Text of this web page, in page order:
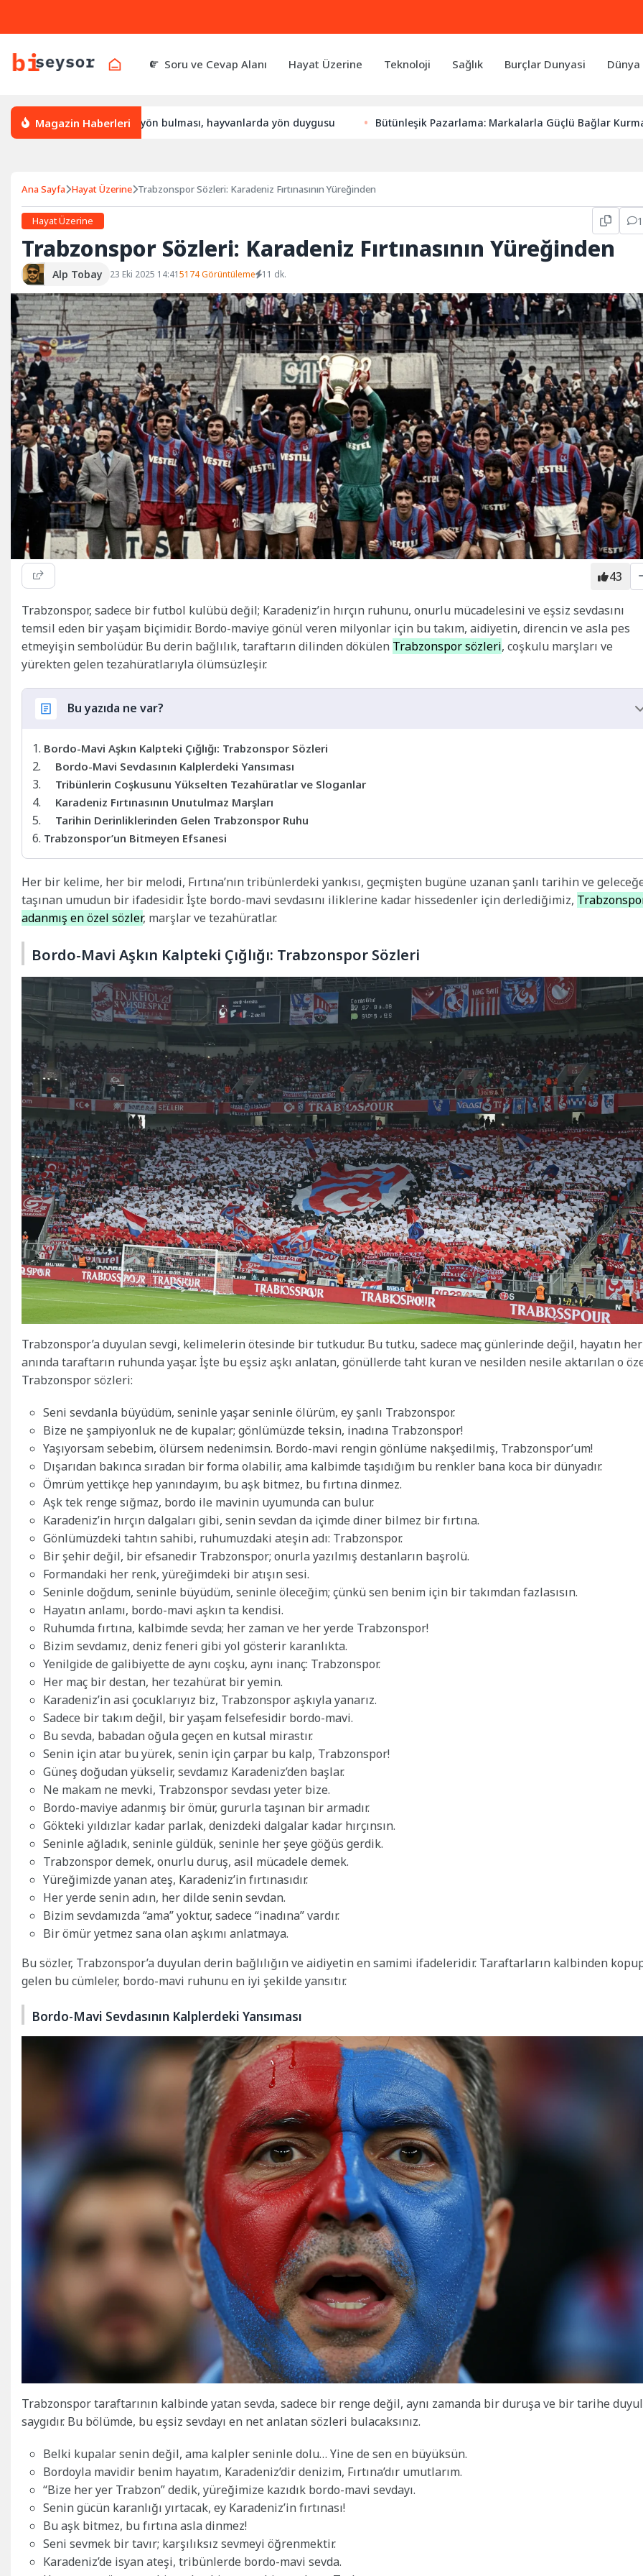
Soru ve Cevap Alanı Hayat Üzerine Teknoloji Sağlık Burçlar Dunyasi
Magazin Haberleri
yön bulur, leylek yön bulması, hayvanlarda yön duygusu Bütünleşik Pazarlama: Markalarla Güçlü Bağlar Kurmanın
Ana Sayfa Hayat Üzerine Trabzonspor Sözleri: Karadeniz Fırtınasının Yüreğinden
Hayat Üzerine
Trabzonspor Sözleri: Karadeniz Fırtınasının Yüreğinden
Alp Tobay 23 Eki 2025 14:415174 Görüntüleme 11 dk.
43
Trabzonspor, sadece bir futbol kulübü değil; Karadeniz’in hırçın ruhunu, onurlu mücadelesini ve eşsiz sevdasını
temsil eden bir yaşam biçimidir. Bordo-maviye gönül veren milyonlar için bu takım, aidiyetin, direncin ve asla pes
etmeyişin sembolüdür. Bu derin bağlılık, taraftarın dilinden dökülen Trabzonspor sözleri, coşkulu marşları ve
yürekten gelen tezahüratlarıyla ölümsüzleşir.
Bu yazıda ne var?
Bordo-Mavi Aşkın Kalpteki Çığlığı: Trabzonspor Sözleri
Bordo-Mavi Sevdasının Kalplerdeki Yansıması
Tribünlerin Coşkusunu Yükselten Tezahüratlar ve Sloganlar
Karadeniz Fırtınasının Unutulmaz Marşları
Tarihin Derinliklerinden Gelen Trabzonspor Ruhu
Trabzonspor’un Bitmeyen Efsanesi
Her bir kelime, her bir melodi, Fırtına’nın tribünlerdeki yankısı, geçmişten bugüne uzanan şanlı tarihin ve
taşınan umudun bir ifadesidir. İşte bordo-mavi sevdasını iliklerine kadar hissedenler için derlediğimiz,
adanmış en özel sözler, marşlar ve tezahüratlar.
Bordo-Mavi Aşkın Kalpteki Çığlığı: Trabzonspor Sözleri
Trabzonspor’a duyulan sevgi, kelimelerin ötesinde bir tutkudur. Bu tutku, sadece maç günlerinde değil, hayatın her
anında taraftarın ruhunda yaşar. İşte bu eşsiz aşkı anlatan, gönüllerde taht kuran ve nesilden nesile aktarılan o
Trabzonspor sözleri:
Seni sevdanla büyüdüm, seninle yaşar seninle ölürüm, ey şanlı Trabzonspor.
Bize ne şampiyonluk ne de kupalar; gönlümüzde teksin, inadına Trabzonspor!
Yaşıyorsam sebebim, ölürsem nedenimsin. Bordo-mavi rengin gönlüme nakşedilmiş, Trabzonspor’um!
Dışarıdan bakınca sıradan bir forma olabilir, ama kalbimde taşıdığım bu renkler bana koca bir dünyadır.
Ömrüm yettikçe hep yanındayım, bu aşk bitmez, bu fırtına dinmez.
Aşk tek renge sığmaz, bordo ile mavinin uyumunda can bulur.
Karadeniz’in hırçın dalgaları gibi, senin sevdan da içimde diner bilmez bir fırtına.
Gönlümüzdeki tahtın sahibi, ruhumuzdaki ateşin adı: Trabzonspor.
Bir şehir değil, bir efsanedir Trabzonspor; onurla yazılmış destanların başrolü.
Formandaki her renk, yüreğimdeki bir atışın sesi.
Seninle doğdum, seninle büyüdüm, seninle öleceğim; çünkü sen benim için bir takımdan fazlasısın.
Hayatın anlamı, bordo-mavi aşkın ta kendisi.
Ruhumda fırtına, kalbimde sevda; her zaman ve her yerde Trabzonspor!
Bizim sevdamız, deniz feneri gibi yol gösterir karanlıkta.
Yenilgide de galibiyette de aynı coşku, aynı inanç: Trabzonspor.
Her maç bir destan, her tezahürat bir yemin.
Karadeniz’in asi çocuklarıyız biz, Trabzonspor aşkıyla yanarız.
Sadece bir takım değil, bir yaşam felsefesidir bordo-mavi.
Bu sevda, babadan oğula geçen en kutsal mirastır.
Senin için atar bu yürek, senin için çarpar bu kalp, Trabzonspor!
Güneş doğudan yükselir, sevdamız Karadeniz’den başlar.
Ne makam ne mevki, Trabzonspor sevdası yeter bize.
Bordo-maviye adanmış bir ömür, gururla taşınan bir armadır.
Gökteki yıldızlar kadar parlak, denizdeki dalgalar kadar hırçınsın.
Seninle ağladık, seninle güldük, seninle her şeye göğüs gerdik.
Trabzonspor demek, onurlu duruş, asil mücadele demek.
Yüreğimizde yanan ateş, Karadeniz’in fırtınasıdır.
Her yerde senin adın, her dilde senin sevdan.
Bizim sevdamızda “ama” yoktur, sadece “inadına” vardır.
Bir ömür yetmez sana olan aşkımı anlatmaya.
Bu sözler, Trabzonspor’a duyulan derin bağlılığın ve aidiyetin en samimi ifadeleridir. Taraftarların kalbinden
gelen bu cümleler, bordo-mavi ruhunu en iyi şekilde yansıtır.
Bordo-Mavi Sevdasının Kalplerdeki Yansıması
Trabzonspor taraftarının kalbinde yatan sevda, sadece bir renge değil, aynı zamanda bir duruşa ve bir tarihe
saygıdır. Bu bölümde, bu eşsiz sevdayı en net anlatan sözleri bulacaksınız.
Belki kupalar senin değil, ama kalpler seninle dolu… Yine de sen en büyüksün.
Bordoyla mavidir benim hayatım, Karadeniz’dir denizim, Fırtına’dır umutlarım.
“Bize her yer Trabzon” dedik, yüreğimize kazıdık bordo-mavi sevdayı.
Senin gücün karanlığı yırtacak, ey Karadeniz’in fırtınası!
Bu aşk bitmez, bu fırtına asla dinmez!
Seni sevmek bir tavır; karşılıksız sevmeyi öğrenmektir.
Karadeniz’de isyan ateşi, tribünlerde bordo-mavi sevda.